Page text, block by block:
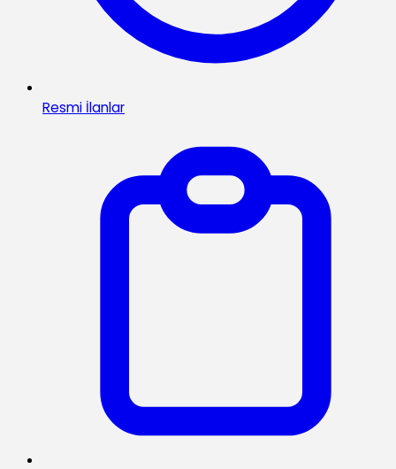
Resmi İlanlar